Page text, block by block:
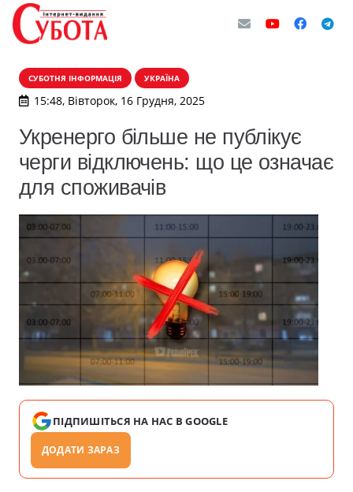
СУБОТНЯ ІНФОРМАЦІЯ УКРАЇНА
15:48, Вівторок, 16 Грудня, 2025
Укренерго більше не публікує
черги відключень: що це означає
для споживачів
ПІДПИШІТЬСЯ НА НАС В GOOGLE
ДОДАТИ ЗАРАЗ